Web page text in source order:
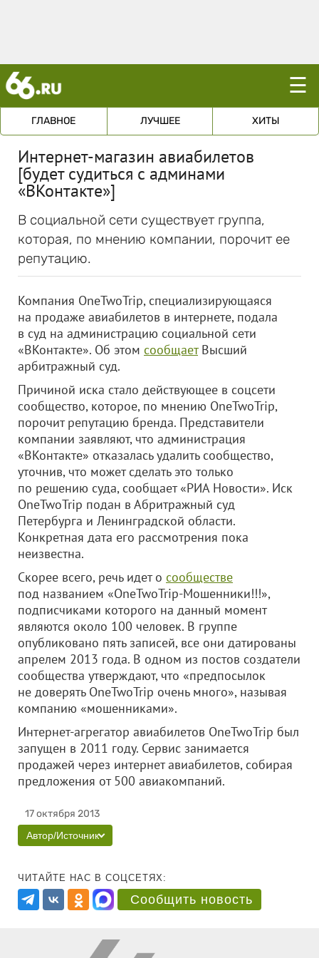
☰
ГЛАВНОЕ ЛУЧШЕЕ ХИТЫ
Интернет-магазин авиабилетов
[будет судиться с админами
«ВКонтакте»]
В социальной сети существует группа,
которая, по мнению компании, порочит ее
репутацию.
Компания OneTwoTrip, специализирующаяся
на продаже авиабилетов в интернете, подала
в суд на администрацию социальной сети
«ВКонтакте». Об этом сообщаетВысший
арбитражный суд.
Причиной иска стало действующее в соцсети
сообщество, которое, по мнению OneTwoTrip,
порочит репутацию бренда. Представители
компании заявляют, что администрация
«ВКонтакте» отказалась удалить сообщество,
уточнив, что может сделать это только
по решению суда, сообщает «РИА Новости». Иск
OneTwoTrip подан в Абритражный суд
Петербурга и Ленинградской области.
Конкретная дата его рассмотрения пока
неизвестна.
Скорее всего, речь идет о сообществе
под названием «OneTwoTrip-Мошенники!!!»,
подписчиками которого на данный момент
являются около 100 человек. В группе
опубликовано пять записей, все они датированы
апрелем 2013 года. В одном из постов создатели
сообщества утверждают, что «предпосылок
не доверять OneTwoTrip очень много», называя
компанию «мошенниками».
Интернет-агрегатор авиабилетов OneTwoTrip был
запущен в 2011 году. Сервис занимается
продажей через интернет авиабилетов, собирая
предложения от 500 авиакомпаний.
17 октября 2013
Автор/Источник
ЧИТАЙТЕ НАС В СОЦСЕТЯХ:
Сообщить новость